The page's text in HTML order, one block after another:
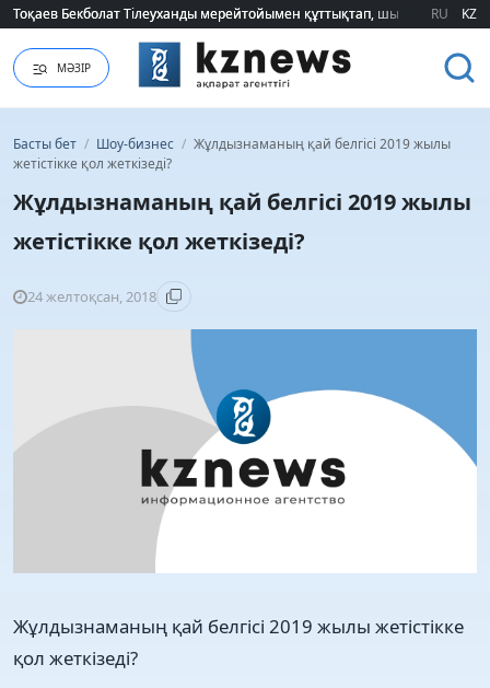
Тоқаев Бекболат Тілеуханды мерейтойымен құттықтап, шығармашылық
Тоқаев Бекболат Тілеуханды мерейтойымен құттықтап, шығармашылық
RU KZ
МӘЗІР
Басты бет / Шоу-бизнес / Жұлдызнаманың қай белгісі 2019 жылы
жетістікке қол жеткізеді?
Жұлдызнаманың қай белгісі 2019 жылы
жетістікке қол жеткізеді?
24 желтоқсан, 2018
Жұлдызнаманың қай белгісі 2019 жылы жетістікке
қол жеткізеді?